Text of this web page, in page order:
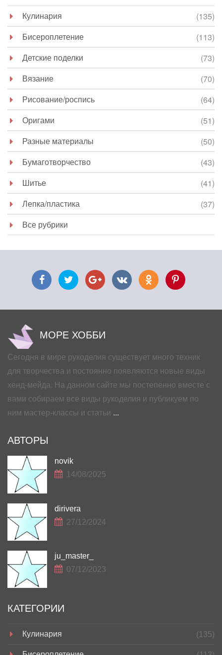
Кулинария
(135)
Бисероплетение
(113)
Детские поделки
(73)
Вязание
(70)
Рисование/роспись
(64)
Оригами
(51)
Разные материалы
(50)
Бумаготворчество
(43)
Шитье
(41)
Лепка/пластика
(37)
Все рубрики
МОРЕ ХОББИ
Сегодня в мире рукоделия существует много техник
для творчества и постоянно появляются новые виды
хенд-мейда. На данном сайте мы постепенно вместе с
вами собираем все виды рукоделия и публикуем по
ним мастер-классы и статьи ...
АВТОРЫ
novik
14/08/2025
dirivera
27/12/2024
ju_master_
07/12/2023
КАТЕГОРИИ
Кулинария (135)